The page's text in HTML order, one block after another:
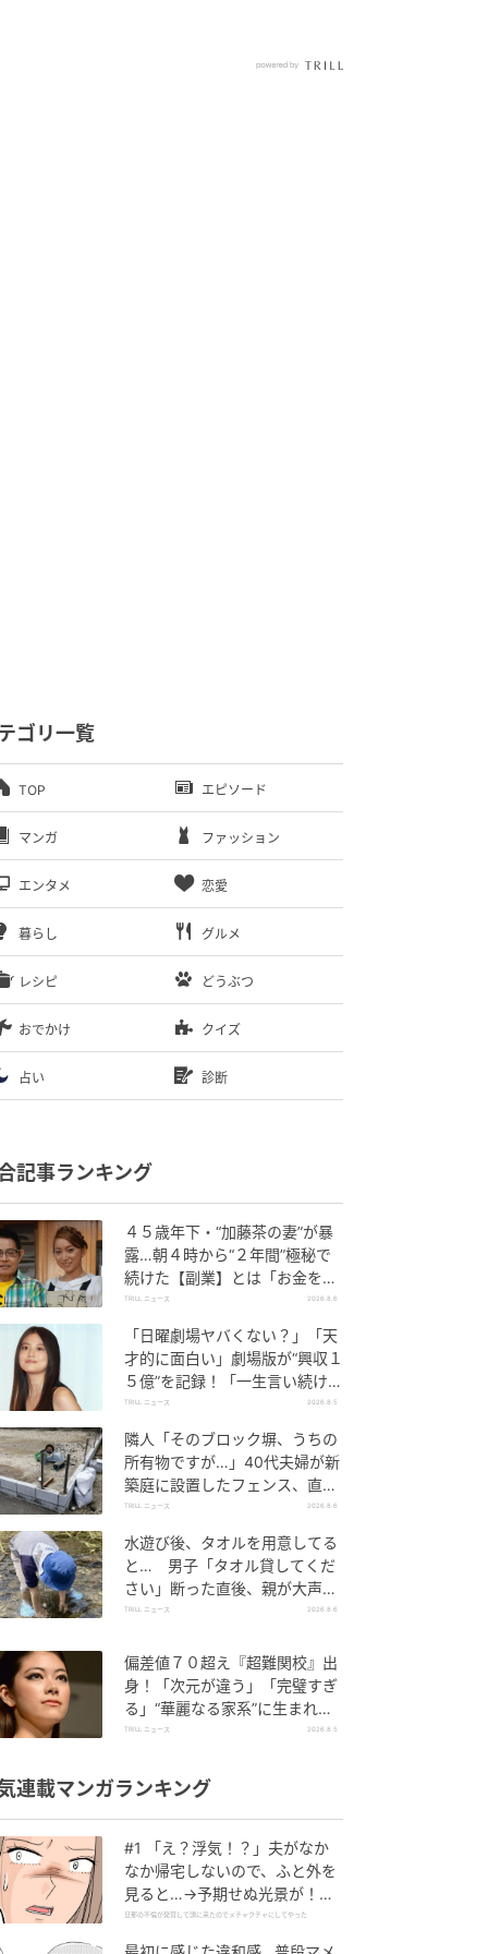
ゴリ一覧
TOP エピソード
マンガ ファッション
エンタメ 恋愛
暮らし グルメ
レシピ どうぶつ
おでかけ クイズ
占い 診断
記事ランキング
４５歳年下・“加藤茶の妻”が暴
露…朝４時から“２年間”極秘で
続けた【副業】とは「お金を稼
ぐのって大変」
TRILL ニュース 2026.8.6
「日曜劇場ヤバくない？」「天
才的に面白い」劇場版が“興収１
５億”を記録！「一生言い続け
る」放送後も続く“切望の声”
TRILL ニュース 2026.8.5
隣人「そのブロック塀、うちの
所有物ですが…」40代夫婦が新
築庭に設置したフェンス、直後
に迫られた"顛末"
TRILL ニュース 2026.8.6
水遊び後、タオルを用意してる
と… 男子「タオル貸してくだ
さい」断った直後、親が大声で
放った一言に絶句
TRILL ニュース 2026.8.6
偏差値７０超え『超難関校』出
身！「次元が違う」「完璧すぎ
る」“華麗なる家系”に生まれた
【規格外の逸材】
TRILL ニュース 2026.8.5
連載マンガランキング
#1 「え？浮気！？」夫がなか
なか帰宅しないので、ふと外を
見ると…→予期せぬ光景が！｜
旦那の不倫が発覚して頭に来た
旦那の不倫が発覚して頭に来たのでメチャクチャにしてやった